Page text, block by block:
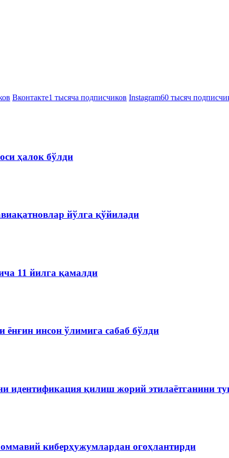
Вконтакте1 тысяча подписчиков Instagram60 тысяч
ҳалок бўлди
йўлга қўйилади
11 йилга қамалди
инсон ўлимига сабаб бўлди
идентификация қилиш жорий этилаётганини
киберҳужумлардан огоҳлантирди